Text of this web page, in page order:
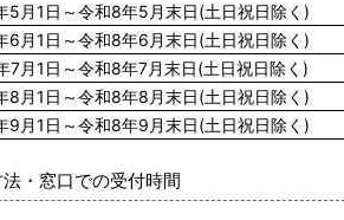
5月1日～令和8年5月末日(土日祝日除く)
6月1日～令和8年6月末日(土日祝日除く)
7月1日～令和8年7月末日(土日祝日除く)
8月1日～令和8年8月末日(土日祝日除く)
9月1日～令和8年9月末日(土日祝日除く)
・窓口での受付時間